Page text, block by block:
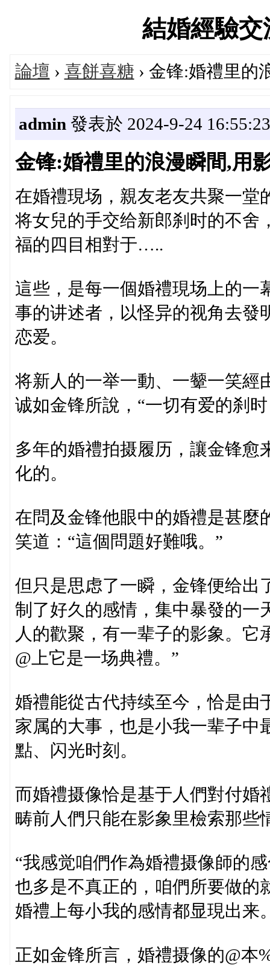
結婚經驗
論壇 › 喜餅喜糖 › 金锋:婚禮里的
admin 發表於 2024-9-24 16:55:23
金锋:婚禮里的浪漫瞬間,用
在婚禮現场，親友老友共聚一堂
将女兒的手交给新郎刹时的不舍
福的四目相對于…..
這些，是每一個婚禮現场上的一
事的讲述者，以怪异的视角去發
恋爱。
将新人的一举一動、一颦一笑經
诚如金锋所說，“一切有爱的刹
多年的婚禮拍摄履历，讓金锋愈
化的。
在問及金锋他眼中的婚禮是甚麼
笑道：“這個問題好難哦。”
但只是思虑了一瞬，金锋便给出
制了好久的感情，集中暴發的一
人的歡聚，有一辈子的影象。它
@上它是一场典禮。”
婚禮能從古代持续至今，恰是由
家属的大事，也是小我一辈子中
點、闪光时刻。
而婚禮摄像恰是基于人們對付婚
畴前人們只能在影象里檢索那些
“我感觉咱們作為婚禮摄像師的
也多是不真正的，咱們所要做的
婚禮上每小我的感情都显現出来
正如金锋所言，婚禮摄像的@本